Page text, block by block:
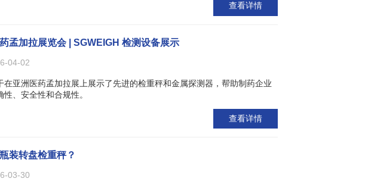
查看详情
孟加拉展览会 | SGWEIGH 检测设备展示
04-02
在亚洲医药孟加拉展上展示了先进的检重秤和金属探测器，帮助制药企业
性、安全性和合规性。
查看详情
装转盘检重秤？
03-30